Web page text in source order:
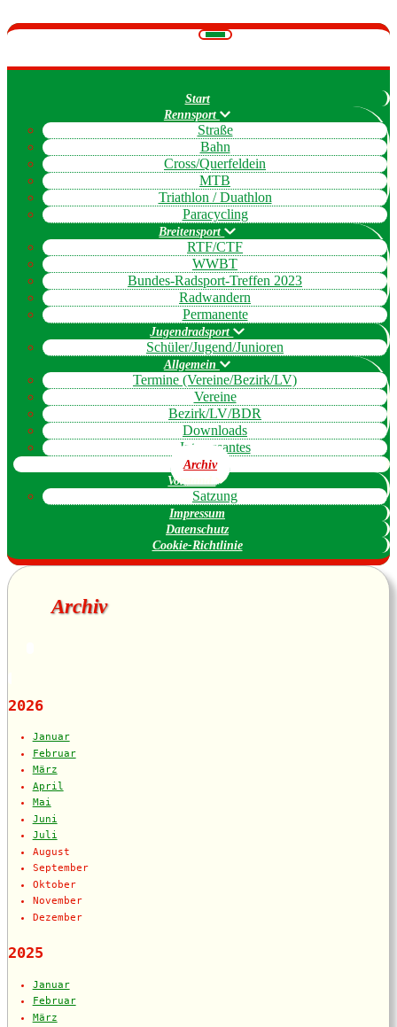
Navigation
Start
Rennsport
Straße
Bahn
Cross/Querfeldein
MTB
Triathlon / Duathlon
Paracycling
Breitensport
RTF/CTF
WWBT
Bundes-Radsport-Treffen 2023
Radwandern
Permanente
Jugendradsport
Schüler/Jugend/Junioren
Allgemein
Termine (Vereine/Bezirk/LV)
Vereine
Bezirk/LV/BDR
Downloads
Interessantes
Archiv
Vorstand
Satzung
Impressum
Datenschutz
Cookie-Richtlinie
Archiv
2026
Januar
Februar
März
April
Mai
Juni
Juli
August
September
Oktober
November
Dezember
2025
Januar
Februar
März